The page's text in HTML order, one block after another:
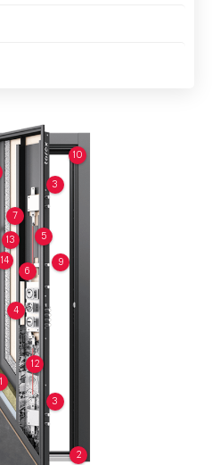
2
3
3
4
5
6
7
9
10
12
13
14